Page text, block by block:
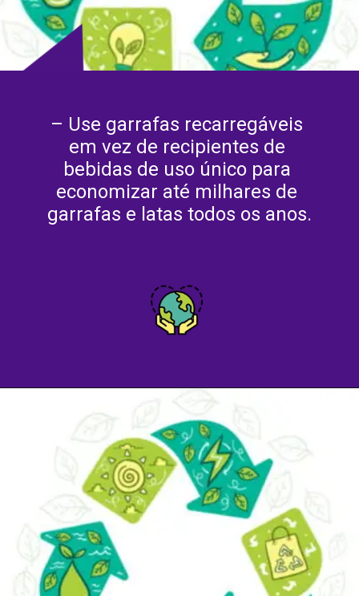
– Use garrafas recarregáveis ​​
em vez de recipientes de
bebidas de uso único para
economizar até milhares de
garrafas e latas todos os anos.